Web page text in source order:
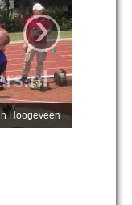
Hoogeveen
›